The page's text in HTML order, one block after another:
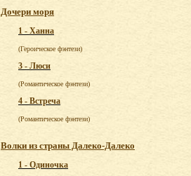
Дочери моря
1 - Ханна
(Героическое фэнтези)
3 - Люси
(Романтическое фэнтези)
4 - Встреча
(Романтическое фэнтези)
Волки из страны Далеко-Далеко
1 - Одиночка